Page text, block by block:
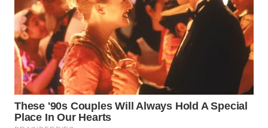
WN
TANGERANG
WN
BINJAI
WN
CIREBON